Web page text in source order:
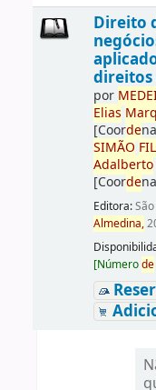
Direito
direitos
por MEDE
Elias
[Coorde
SIMÃO
Adalberto
[Coorde
Editora:
Almedina,
[Númerode